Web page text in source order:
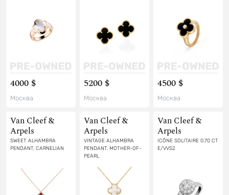
4000 $
Москва
5200 $
Москва
4500 $
Москва
Van Cleef &
Arpels
SWEET ALHAMBRA
PENDANT, CARNELIAN
Van Cleef &
Arpels
VINTAGE ALHAMBRA
PENDANT. MOTHER-OF-
PEARL
Van Cleef &
Arpels
ICÔNE SOLITAIRE 0.70 CT
E/VVS2